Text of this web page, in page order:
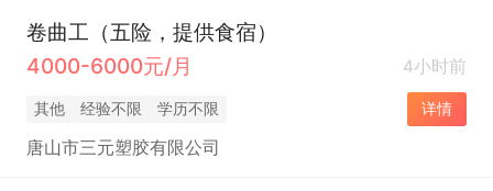
卷曲工（五险，提供食宿）
4000-6000元/月
4小时前
其他 经验不限 学历不限 详情
唐山市三元塑胶有限公司